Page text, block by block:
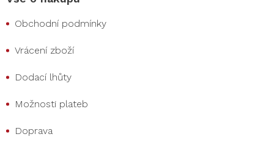
Obchodní podmínky
Vrácení zboží
Dodací lhůty
Možnosti plateb
Doprava